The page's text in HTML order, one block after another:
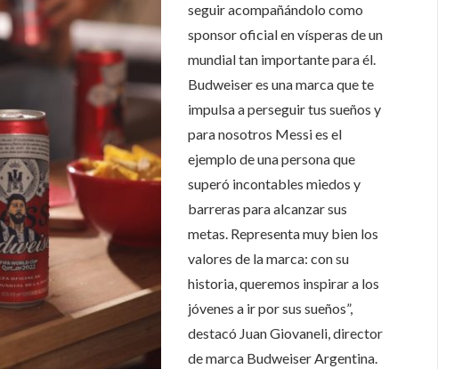
seguir acompañándolo como
sponsor oficial en vísperas de un
mundial tan importante para él.
Budweiser es una marca que te
impulsa a perseguir tus sueños y
para nosotros Messi es el
ejemplo de una persona que
superó incontables miedos y
barreras para alcanzar sus
metas. Representa muy bien los
valores de la marca: con su
historia, queremos inspirar a los
jóvenes a ir por sus sueños”,
destacó Juan Giovaneli, director
de marca Budweiser Argentina.